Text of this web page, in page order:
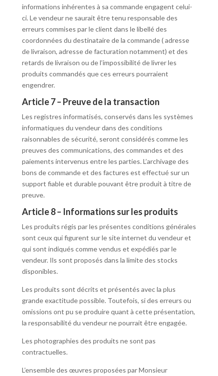
informations inhérentes à sa commande engagent celui-
ci. Le vendeur ne saurait être tenu responsable des
erreurs commises par le client dans le libellé des
coordonnées du destinataire de la commande ( adresse
de livraison, adresse de facturation notamment) et des
retards de livraison ou de l’impossibilité de livrer les
produits commandés que ces erreurs pourraient
engendrer.
Article 7 – Preuve de la transaction
Les registres informatisés, conservés dans les systèmes
informatiques du vendeur dans des conditions
raisonnables de sécurité, seront considérés comme les
preuves des communications, des commandes et des
paiements intervenus entre les parties. L’archivage des
bons de commande et des factures est effectué sur un
support fiable et durable pouvant être produit à titre de
preuve.
Article 8 – Informations sur les produits
Les produits régis par les présentes conditions générales
sont ceux qui figurent sur le site internet du vendeur et
qui sont indiqués comme vendus et expédiés par le
vendeur. Ils sont proposés dans la limite des stocks
disponibles.
Les produits sont décrits et présentés avec la plus
grande exactitude possible. Toutefois, si des erreurs ou
omissions ont pu se produire quant à cette présentation,
la responsabilité du vendeur ne pourrait être engagée.
Les photographies des produits ne sont pas
contractuelles.
L’ensemble des œuvres proposées par Monsieur